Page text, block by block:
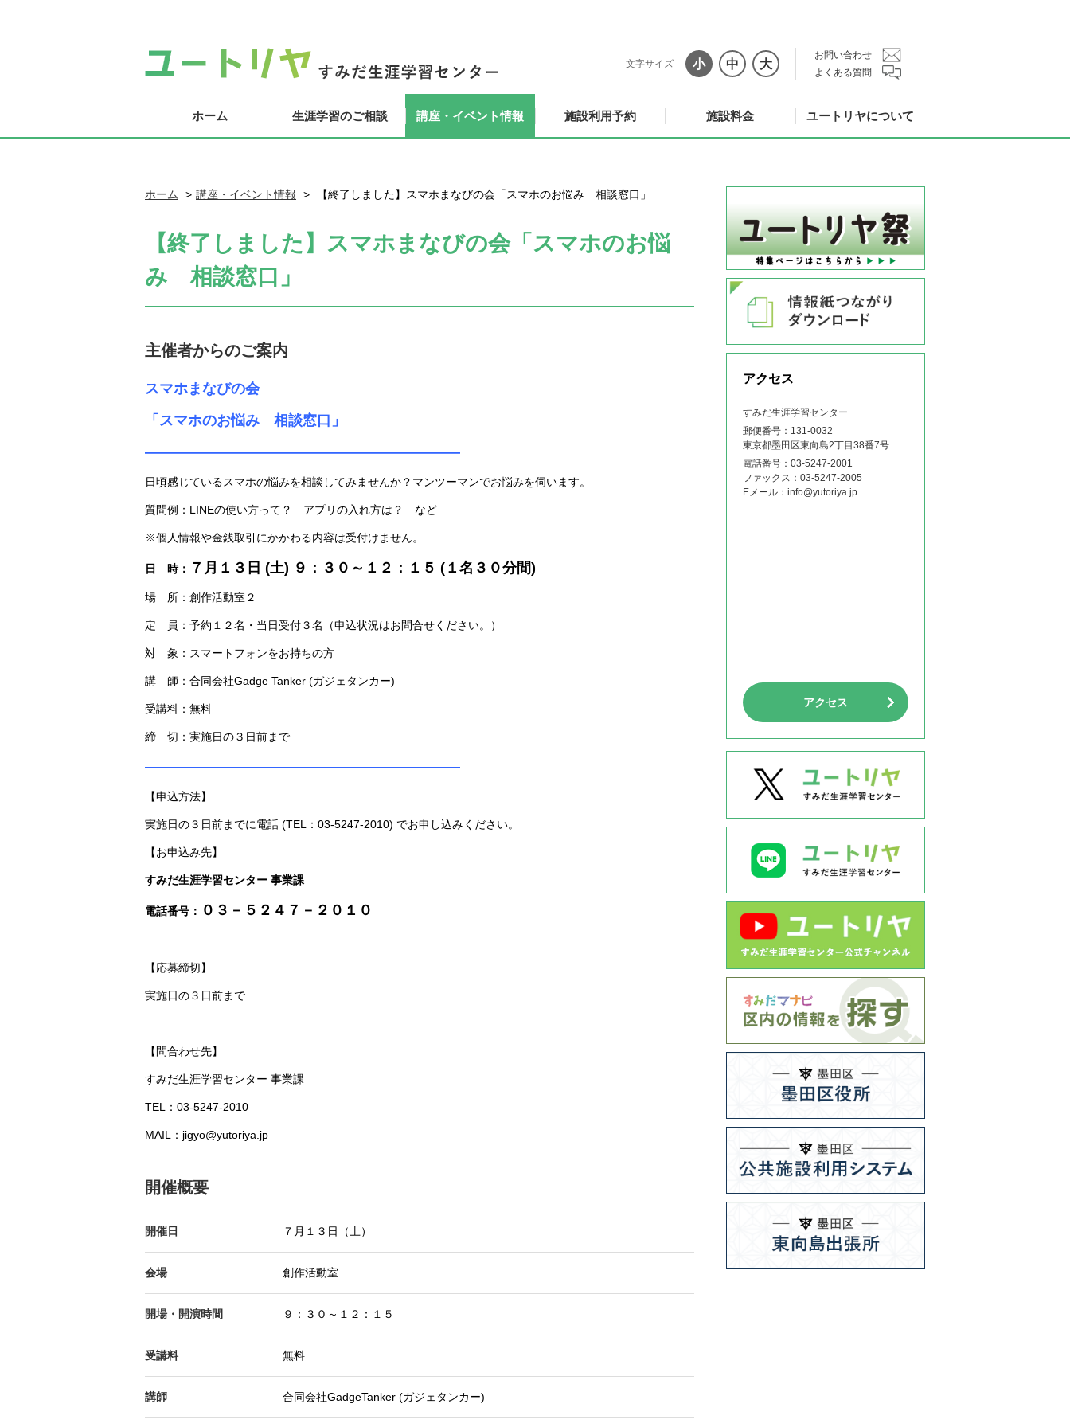
文字サイズ 小 中 大
お問い合わせ
よくある質問
ホーム 生涯学習のご相談 講座・イベント情報 施設利用予約 施設料金 ユートリヤについて
ホーム 講座・イベント情報 【終了しました】スマホまなびの会「スマホのお悩み 相談窓口」
【終了しました】スマホまなびの会「スマホのお悩
み 相談窓口」
主催者からのご案内
スマホまなびの会
「スマホのお悩み 相談窓口」
——————————————————————
日頃感じているスマホの悩みを相談してみませんか？マンツーマンでお悩みを伺います。
質問例：LINEの使い方って？ アプリの入れ方は？ など
※個人情報や金銭取引にかかわる内容は受付けません。
日 時： ７ 月１３日 (土) ９：３０～１２：１５ (１名３０分間)
場 所：創作活動室２
定 員：予約１２名・当日受付３名（申込状況はお問合せください。）
対 象：スマートフォンをお持ちの方
講 師：合同会社Gadge Tanker (ガジェタンカー)
受講料：無料
締 切：実施日の３日前まで
——————————————————————
【申込方法】
実施日の３日前までに電話 (TEL：03-5247-2010) でお申し込みください。
【お申込み先】
すみだ生涯学習センター 事業課
電話番号： ０３－５２４７－２０１０
【応募締切】
実施日の３日前まで
【問合わせ先】
すみだ生涯学習センター 事業課
TEL：03-5247-2010
MAIL：jigyo@yutoriya.jp
開催概要
開催日 ７月１３日（土）
会場 創作活動室
開場・開演時間 ９：３０～１２：１５
受講料 無料
講師 合同会社GadgeTanker (ガジェタンカー)
アクセス
すみだ生涯学習センター
郵便番号：131‐0032
東京都墨田区東向島2丁目38番7号
電話番号： 03-5247-2001
ファックス： 03-5247-2005
Eメール： info@yutoriya.jp
アクセス